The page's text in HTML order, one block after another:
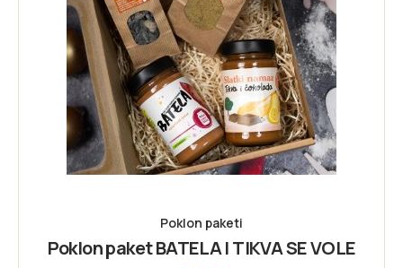
Poklon paketi
Poklon paket BATELA I TIKVA SE VOLE